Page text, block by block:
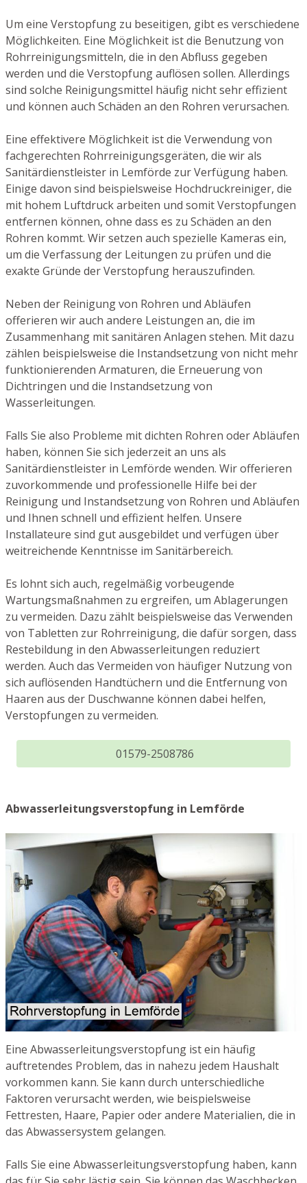
Um eine Verstopfung zu beseitigen, gibt es verschiedene
Möglichkeiten. Eine Möglichkeit ist die Benutzung von
Rohrreinigungsmitteln, die in den Abfluss gegeben
werden und die Verstopfung auflösen sollen. Allerdings
sind solche Reinigungsmittel häufig nicht sehr effizient
und können auch Schäden an den Rohren verursachen.
Eine effektivere Möglichkeit ist die Verwendung von
fachgerechten Rohrreinigungsgeräten, die wir als
Sanitärdienstleister in Lemförde zur Verfügung haben.
Einige davon sind beispielsweise Hochdruckreiniger, die
mit hohem Luftdruck arbeiten und somit Verstopfungen
entfernen können, ohne dass es zu Schäden an den
Rohren kommt. Wir setzen auch spezielle Kameras ein,
um die Verfassung der Leitungen zu prüfen und die
exakte Gründe der Verstopfung herauszufinden.
Neben der Reinigung von Rohren und Abläufen
offerieren wir auch andere Leistungen an, die im
Zusammenhang mit sanitären Anlagen stehen. Mit dazu
zählen beispielsweise die Instandsetzung von nicht mehr
funktionierenden Armaturen, die Erneuerung von
Dichtringen und die Instandsetzung von
Wasserleitungen.
Falls Sie also Probleme mit dichten Rohren oder Abläufen
haben, können Sie sich jederzeit an uns als
Sanitärdienstleister in Lemförde wenden. Wir offerieren
zuvorkommende und professionelle Hilfe bei der
Reinigung und Instandsetzung von Rohren und Abläufen
und Ihnen schnell und effizient helfen. Unsere
Installateure sind gut ausgebildet und verfügen über
weitreichende Kenntnisse im Sanitärbereich.
Es lohnt sich auch, regelmäßig vorbeugende
Wartungsmaßnahmen zu ergreifen, um Ablagerungen
zu vermeiden. Dazu zählt beispielsweise das Verwenden
von Tabletten zur Rohrreinigung, die dafür sorgen, dass
Restebildung in den Abwasserleitungen reduziert
werden. Auch das Vermeiden von häufiger Nutzung von
sich auflösenden Handtüchern und die Entfernung von
Haaren aus der Duschwanne können dabei helfen,
Verstopfungen zu vermeiden.
01579-2508786
Abwasserleitungsverstopfung in Lemförde
Eine Abwasserleitungsverstopfung ist ein häufig
auftretendes Problem, das in nahezu jedem Haushalt
vorkommen kann. Sie kann durch unterschiedliche
Faktoren verursacht werden, wie beispielsweise
Fettresten, Haare, Papier oder andere Materialien, die in
das Abwassersystem gelangen.
Falls Sie eine Abwasserleitungsverstopfung haben, kann